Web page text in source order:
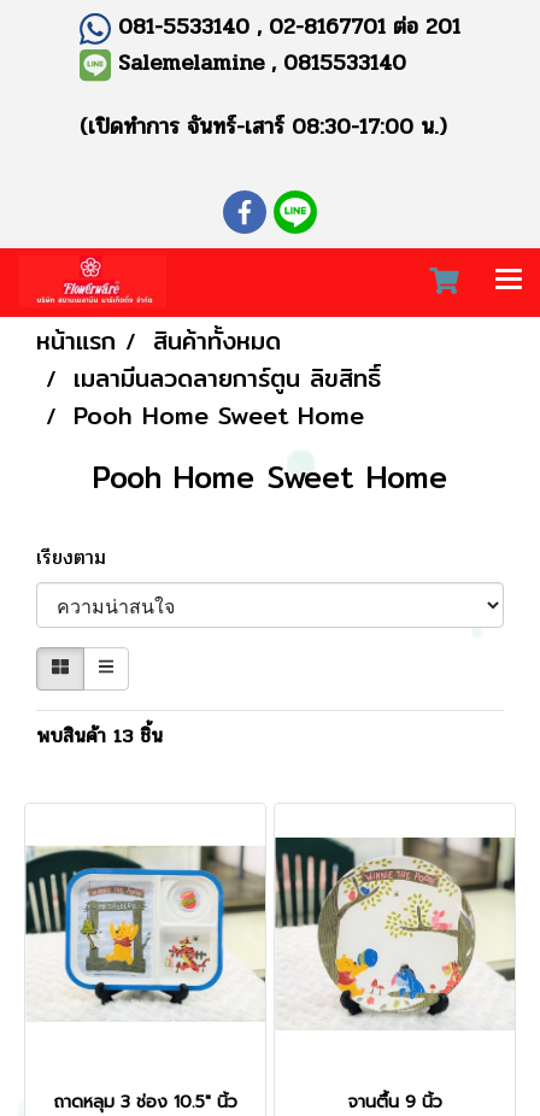
081-5533140 , 02-8167701 ต่อ 201
Salemelamine , 0815533140
(เปิดทำการ จันทร์-เสาร์ 08:30-17:00 น.)
หน้าแรก
สินค้าทั้งหมด
เมลามีนลวดลายการ์ตูน ลิขสิทธิ์
Pooh Home Sweet Home
Pooh Home Sweet Home
เรียงตาม
พบสินค้า 13 ชิ้น
ถาดหลุม 3 ช่อง 10.5" นิ้ว
จานตื้น 9 นิ้ว